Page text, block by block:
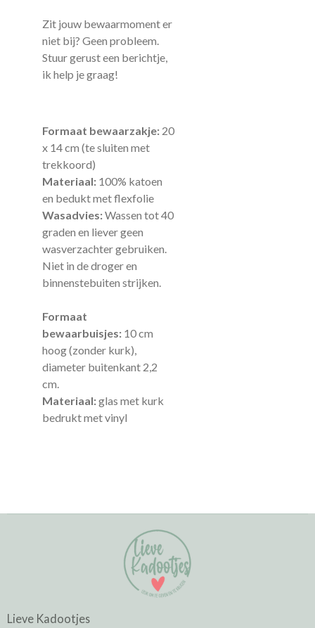
Zit jouw bewaarmoment er
niet bij? Geen probleem.
Stuur gerust een berichtje,
ik help je graag!
Formaat bewaarzakje: 20
x 14 cm (te sluiten met
trekkoord)
Materiaal: 100% katoen
en bedukt met flexfolie
Wasadvies:Wassen tot 40
graden en liever geen
wasverzachter gebruiken.
Niet in de droger en
binnenstebuiten strijken.
Formaat
bewaarbuisjes: 10 cm
hoog (zonder kurk),
diameter buitenkant 2,2
cm.
Materiaal:glas met kurk
bedrukt met vinyl
Lieve Kadootjes